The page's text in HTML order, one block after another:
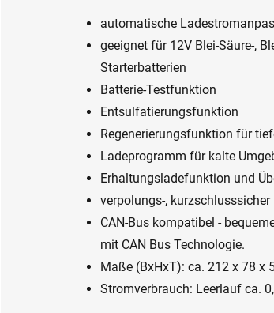
automatische
geeignet für 12V Blei-Säure-,
Starterbatterien
Batterie-Testfunktion
Entsulfatierungsfunktion
Regenerierungsfunktion für
Ladeprogramm für kalte
Erhaltungsladefunktion und
verpolungs-,
CAN-Bus kompatibel -
mit CAN Bus Technologie.
Maße (BxHxT): ca. 212 x 78 x
Stromverbrauch: Leerlauf ca.